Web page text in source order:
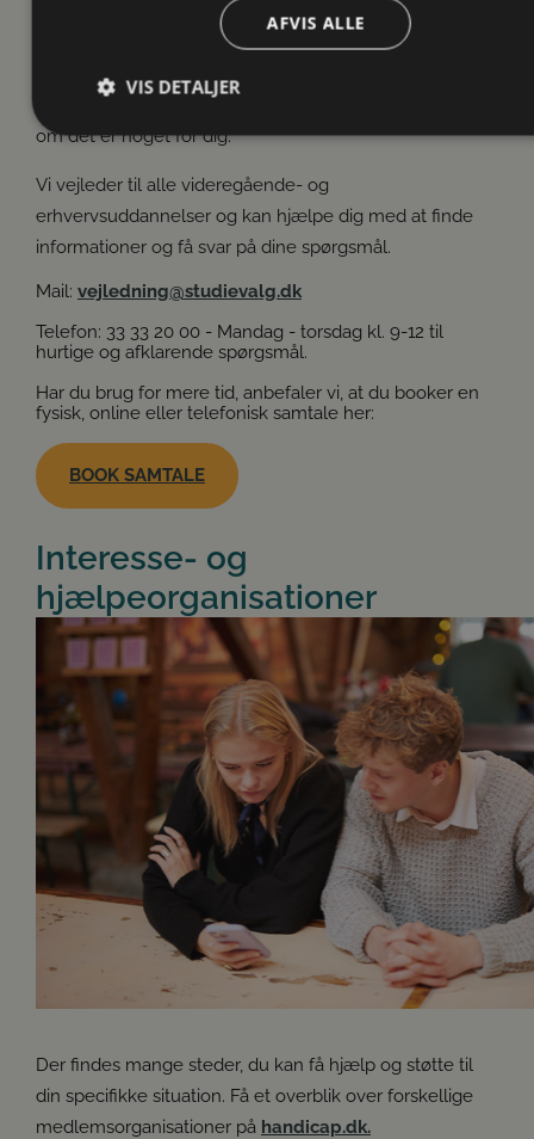
Du er altid velkommen til at kontakte os eller booke en
samtale og høre nærmere om dine muligheder for
ekstra studiestøtte – også selvom du ikke er sikker på,
om det er noget for dig.
Vi vejleder til alle videregående- og
erhvervsuddannelser og kan hjælpe dig med at finde
informationer og få svar på dine spørgsmål.
Mail: vejledning@studievalg.dk
Telefon: 33 33 20 00 - Mandag - torsdag kl. 9-12 til
hurtige og afklarende spørgsmål.
Har du brug for mere tid, anbefaler vi, at du booker en
fysisk, online eller telefonisk samtale her:
BOOK SAMTALE
Interesse- og
hjælpeorganisationer
Der findes mange steder, du kan få hjælp og støtte til
din specifikke situation. Få et overblik over forskellige
medlemsorganisationer på handicap.dk.
AFVIS ALLE
VIS DETALJER
Absolut nødvendige Ydeevne
Funktionalitet
Uklassificerede
Absolut nødvendige cookies muliggør hjemmesidens
grundlæggende funktionalitet såsom brugerlogin og
kontoadministration. Hjemmesiden kan ikke bruges korrekt uden
Google Privacy Policy